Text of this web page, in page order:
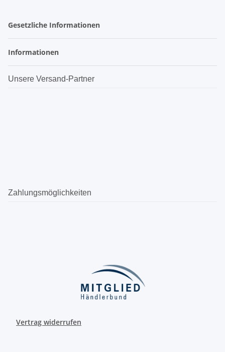
Gesetzliche Informationen
Informationen
Unsere Versand-Partner
Zahlungsmöglichkeiten
Vertrag widerrufen